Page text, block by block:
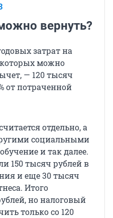
вернуть?
затрат на
которых можно
— 120 тысяч
от потраченной
отдельно, а
социальными
и так далее.
150 тысяч рублей в
и еще 30 тысяч
Итого
но налоговый
только со 120